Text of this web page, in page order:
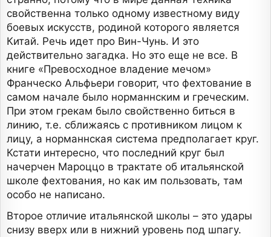
свойственна только одному известному виду
боевых искусств, родиной которого является
Китай. Речь идет про Вин-Чунь. И это
действительно загадка. Но это еще не все. В
книге «Превосходное владение мечом»
Франческо Альфьери говорит, что фехтование в
самом начале было норманнским и греческим.
При этом грекам было свойственно биться в
линию, т.е. сближаясь с противником лицом к
лицу, а норманнская система предполагает круг.
Кстати интересно, что последний круг был
начерчен Мароццо в трактате об итальянской
школе фехтования, но как им пользовать, там
особо не написано.
Второе отличие итальянской школы – это удары
снизу вверх или в нижний уровень под шпагу.